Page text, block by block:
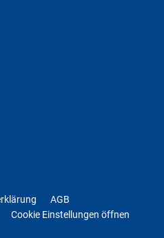
AGB
Cookie Einstellungen öffnen